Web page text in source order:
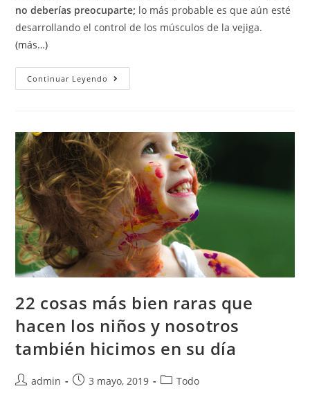
no deberías preocuparte; lo más probable es que aún esté
desarrollando el control de los músculos de la vejiga.
(más…)
Continuar Leyendo
22 cosas más bien raras que
hacen los niños y nosotros
también hicimos en su día
admin 3 mayo, 2019 Todo